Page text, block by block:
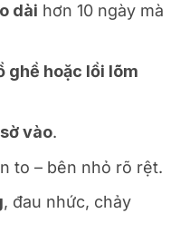
dài hơn 10 ngày mà
ghề hoặc lồi lõm
vào.
to – bên nhỏ rõ rệt.
, đau nhức, chảy